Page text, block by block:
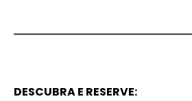
DESCUBRA E RESERVE: